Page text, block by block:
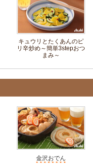
キュウリとたくあんのピ
リ辛炒め～簡単3stepおつ
まみ～
金沢おでん